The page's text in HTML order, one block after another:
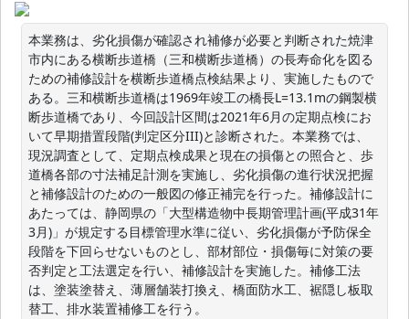
本業務は、劣化損傷が確認され補修が必要と判断された焼津
市内にある横断歩道橋（三和横断歩道橋）の長寿命化を図る
ための補修設計を横断歩道橋点検結果より、実施したもので
ある。三和横断歩道橋は1969年竣工の橋長L=13.1mの鋼製横
断歩道橋であり、今回設計区間は2021年6月の定期点検にお
いて早期措置段階(判定区分III)と診断された。本業務では、
現況調査として、定期点検成果と現在の損傷との照合と、歩
道橋各部の寸法補足計測を実施し、劣化損傷の進行状況把握
と補修設計のための一般図の修正補完を行った。補修設計に
あたっては、静岡県の「大型構造物中長期管理計画(平成31年
3月)」が規定する目標管理水準に従い、劣化損傷が予防保全
段階を下回らせないものとし、部材部位・損傷毎に対策の要
否判定と工法選定を行い、補修設計を実施した。補修工法
は、塗装塗替え、薄層舗装打換え、橋面防水工、裾隠し板取
替工、排水装置補修工を行う。